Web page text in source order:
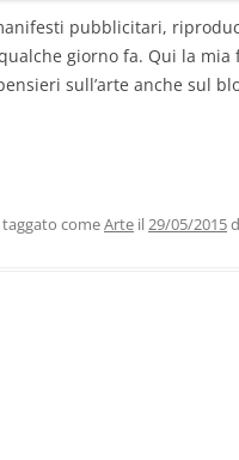
pubblicitari,
giorno fa. Qui la mia
sull’arte anche sul
taggato comeArte il29/05/2015